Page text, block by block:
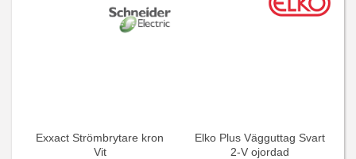
Exxact Strömbrytare kron
Vit
Elko Plus Vägguttag Svart
2-V ojordad